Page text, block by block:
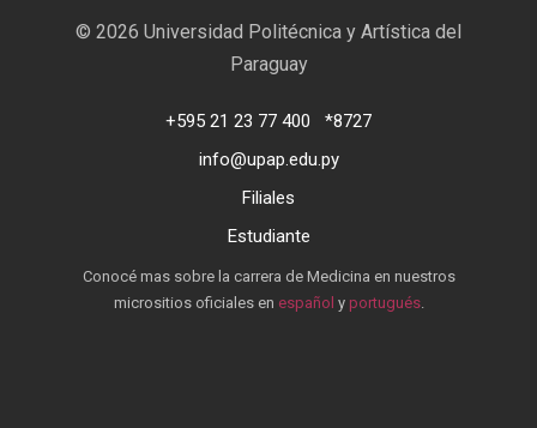
© 2026 Universidad Politécnica y Artística del
Paraguay
+595 21 23 77 400
*8727
info@upap.edu.py
Filiales
Estudiante
Conocé mas sobre la carrera de Medicina en nuestros
micrositios oficiales en español y portugués.